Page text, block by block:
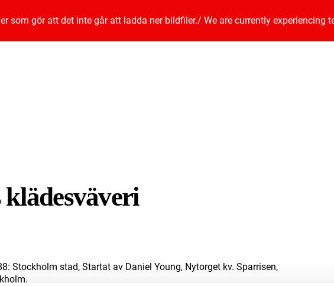
som gör att det inte går att ladda ner bildfiler./ We are currently experiencing
Stockholm stad, Startat av Daniel Young, Nytorget kv. Sparrisen,